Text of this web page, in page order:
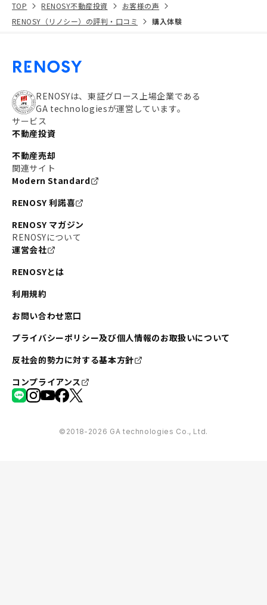
TOP RENOSY不動産投資
お客様の声
RENOSY（リノシー）の評判・口コミ
購入体験
RENOSYは、東証グロース上場企業である
GA technologiesが運営しています。
サービス
不動産投資
不動産売却
関連サイト
Modern Standard
RENOSY 利諾喜
RENOSY マガジン
RENOSYについて
運営会社
RENOSYとは
利用規約
お問い合わせ窓口
プライバシーポリシー及び個人情報のお取扱いについて
反社会的勢力に対する基本方針
コンプライアンス
©︎2018-2026 GA technologies Co., Ltd.